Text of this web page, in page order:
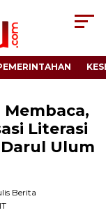
Membaca,
Literasi
Ulum
Berita